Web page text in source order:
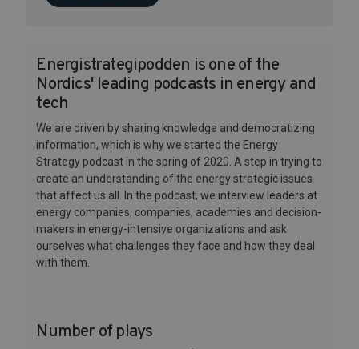
Energistrategipodden is one of the
Nordics' leading podcasts in energy and
tech
We are driven by sharing knowledge and democratizing
information, which is why we started the Energy
Strategy podcast in the spring of 2020. A step in trying to
create an understanding of the energy strategic issues
that affect us all. In the podcast, we interview leaders at
energy companies, companies, academies and decision-
makers in energy-intensive organizations and ask
ourselves what challenges they face and how they deal
with them.
Number of plays